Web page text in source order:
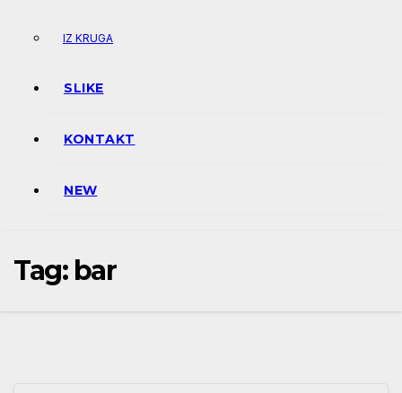
IZ KRUGA
SLIKE
KONTAKT
NEW
Tag: bar